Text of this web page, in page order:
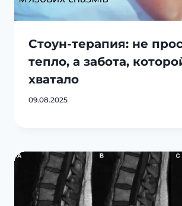
Стоун-терапия: не
тепло, а забота,
хватало
09.08.2025